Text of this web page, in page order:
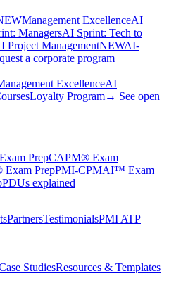
Management ExcellenceAI
ManagersAI Sprint: Tech to
Project ManagementNEWAI-
a corporate program
ExcellenceAI
Loyalty Program→ See open
PrepCAPM® Exam
Exam PrepPMI-CPMAI™ Exam
PDUs explained
PartnersTestimonialsPMI ATP
StudiesResources & Templates